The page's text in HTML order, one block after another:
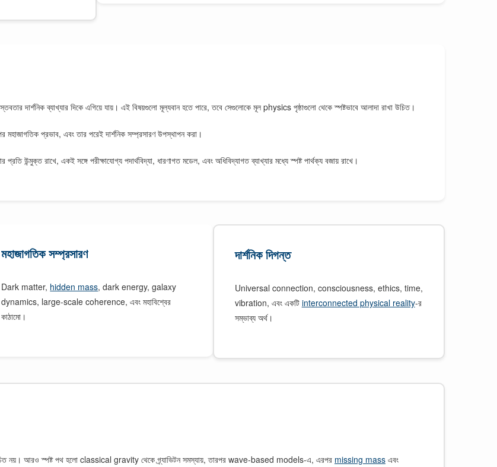
দার্শনিক ব্যাখ্যার দিকে এগিয়ে যায়। এই বিষয়গুলো মূল্যবান হতে পারে, তবে সেগুলোকে মূল physics পৃষ্ঠাগুলো থেকে স্পষ্টভাবে আলাদা রাখা উচিত।
মহাজাগতিক প্রভাব, এবং তার পরেই দার্শনিক সম্প্রসারণ উপস্থাপন করা।
উন্মুক্ত রাখে, একই সঙ্গে পরীক্ষাযোগ্য পদার্থবিদ্যা, ধারণাগত মডেল, এবং অধিবিদ্যাগত ব্যাখ্যার মধ্যে স্পষ্ট পার্থক্য বজায় রাখে।
মহাজাগতিক সম্প্রসারণ
Dark matter, hidden mass, dark energy, galaxy
dynamics, large-scale coherence, এবং মহাবিশ্বের
কাঠামো।
দার্শনিক দিগন্ত
Universal connection, consciousness, ethics, time,
vibration, এবং একটি interconnected physical reality-র
সম্ভাব্য অর্থ।
নয়। আরও স্পষ্ট পথ হলো classical gravity থেকে গ্র্যাভিটন সমস্যায়, তারপর wave-based models-এ, এরপর missing mass এবং